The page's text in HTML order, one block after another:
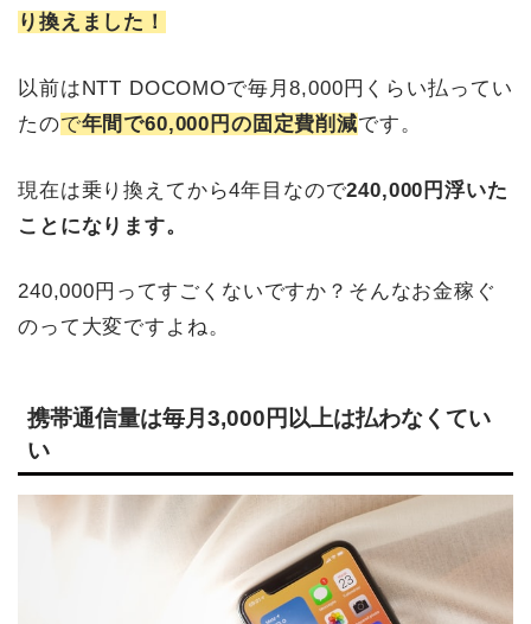
り換えました！
以前はNTT DOCOMOで毎月8,000円くらい払ってい
たので年間で60,000円の固定費削減です。
現在は乗り換えてから4年目なので240,000円浮いた
ことになります。
240,000円ってすごくないですか？そんなお金稼ぐ
のって大変ですよね。
携帯通信量は毎月3,000円以上は払わなくてい
い